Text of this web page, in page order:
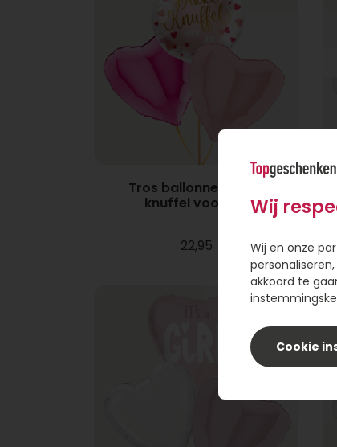
Tros ballonnen Dikke
knuffel voor jou
22,95
Wij
Wij en onze
akkoord te
Cookie